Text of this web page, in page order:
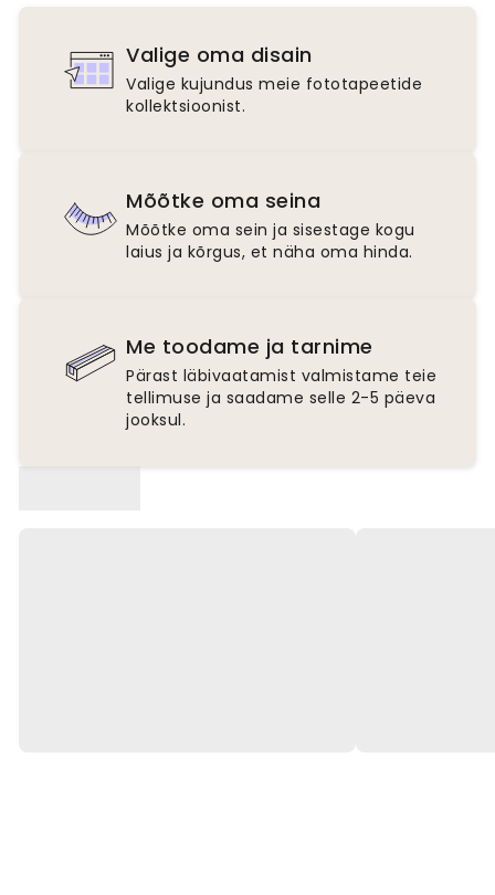
Valige oma disain
Valige kujundus meie fototapeetide
kollektsioonist.
Mõõtke oma seina
Mõõtke oma sein ja sisestage kogu
laius ja kõrgus, et näha oma hinda.
Me toodame ja tarnime
Pärast läbivaatamist valmistame teie
tellimuse ja saadame selle 2-5 päeva
jooksul.